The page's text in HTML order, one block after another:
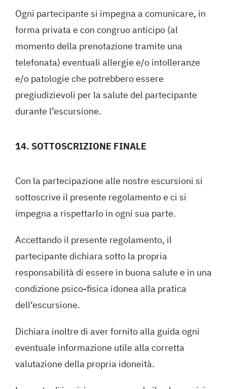
Ogni partecipante si impegna a comunicare, in
forma privata e con congruo anticipo (al
momento della prenotazione tramite una
telefonata) eventuali allergie e/o intolleranze
e/o patologie che potrebbero essere
pregiudizievoli per la salute del partecipante
durante l’escursione.
14. SOTTOSCRIZIONE FINALE
Con la partecipazione alle nostre escursioni si
sottoscrive il presente regolamento e ci si
impegna a rispettarlo in ogni sua parte.
Accettando il presente regolamento, il
partecipante dichiara sotto la propria
responsabilità di essere in buona salute e in una
condizione psico-fisica idonea alla pratica
dell’escursione.
Dichiara inoltre di aver fornito alla guida ogni
eventuale informazione utile alla corretta
valutazione della propria idoneità.